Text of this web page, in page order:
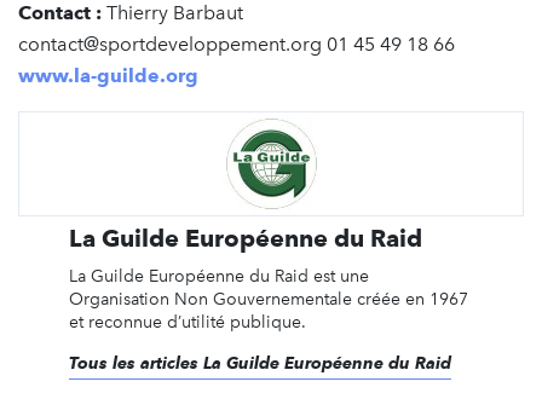
Contact : Thierry Barbaut
contact@sportdeveloppement.org 01 45 49 18 66
www.la-guilde.org
La Guilde Européenne du Raid
La Guilde Européenne du Raid est une
Organisation Non Gouvernementale créée en 1967
et reconnue d’utilité publique.
Tous les articles La Guilde Européenne du Raid